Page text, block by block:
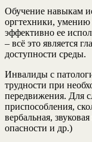
Обучение навыкам
оргтехники, умению
эффективно ее
– всё это является
доступности среды.
Инвалиды с
трудности при
передвижения. Для
приспособления,
вербальная,
опасности и др.)